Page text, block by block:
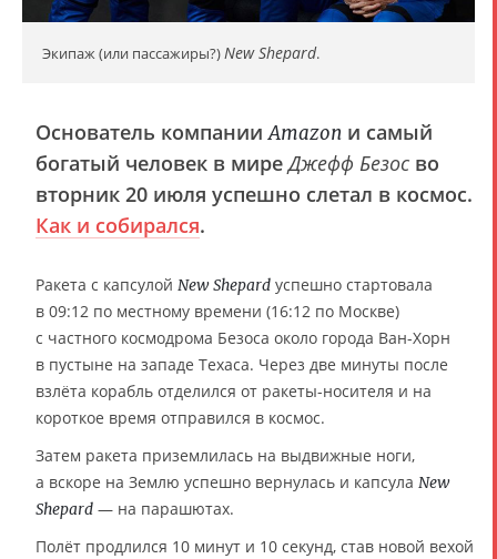
Экипаж (или пассажиры?)New Shepard.
Основатель компанииAmazon и самый
богатый человек в миреДжефф Безос во
вторник 20 июля успешно слетал в космос.
Как и собирался.
Ракета с капсулой New Shepard успешно стартовала
в 09:12 по местному времени (16:12 по Москве)
с частного космодрома Безоса около города Ван-Хорн
в пустыне на западе Техаса. Через две минуты после
взлёта корабль отделился от ракеты-носителя и на
короткое время отправился в космос.
Затем ракета приземлилась на выдвижные ноги,
а вскоре на Землю успешно вернулась и капсула New
Shepard — на парашютах.
Полёт продлился 10 минут и 10 секунд, став новой вехой